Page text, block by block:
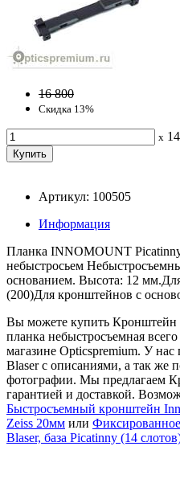
16 800
Скидка 13%
x
Артикул: 100505
Информация
Планка INNOMOUNT
небыстросьем
основанием. Высота: 12
(200)Для кронштейнов с
Вы можете купить Кронштейн
планка небыстросъемная
магазине Opticspremium. У
Blaser с описаниями, а так же
фотографии. Мы предлагаем
гарантией и доставкой.
Быстросъемный кронштейн
Zeiss 20мм или
Blaser, база Picatinny (14